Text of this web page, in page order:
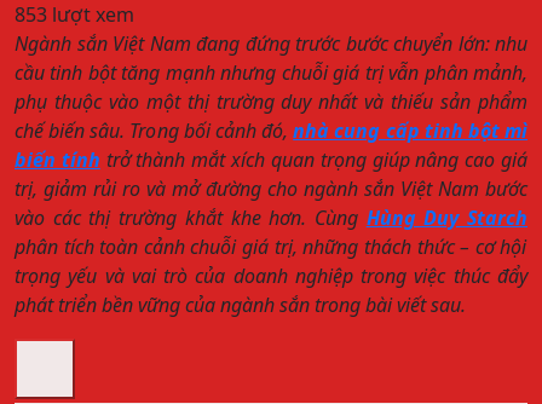
853 lượt xem
Ngành sắn Việt Nam đang đứng trước bước chuyển lớn: nhu
cầu tinh bột tăng mạnh nhưng chuỗi giá trị vẫn phân mảnh,
phụ thuộc vào một thị trường duy nhất và thiếu sản phẩm
chế biến sâu. Trong bối cảnh đó,nhà cung cấp tinh bột mì
biến tính trở thành mắt xích quan trọng giúp nâng cao giá
trị, giảm rủi ro và mở đường cho ngành sắn Việt Nam bước
vào các thị trường khắt khe hơn. Cùng Hùng Duy Starch
phân tích toàn cảnh chuỗi giá trị, những thách thức – cơ hội
trọng yếu và vai trò của doanh nghiệp trong việc thúc đẩy
phát triển bền vững của ngành sắn trong bài viết sau.